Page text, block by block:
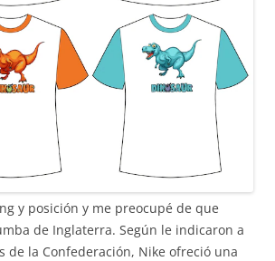
y posición y me preocupé de que
de Inglaterra. Según le indicaron a
de la Confederación, Nike ofreció una